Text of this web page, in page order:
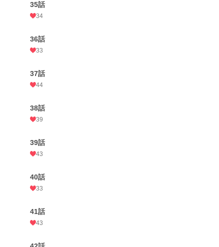
35話
34
36話
33
37話
44
38話
39
39話
43
40話
33
41話
43